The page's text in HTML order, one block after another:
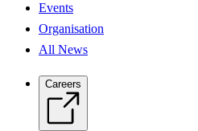
Events
Organisation
All News
Careers